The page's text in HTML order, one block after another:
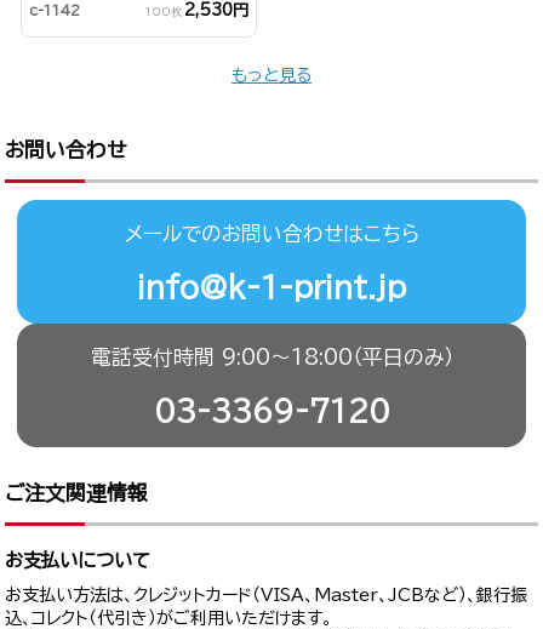
c-1142 100枚 2,530円
もっと見る
お問い合わせ
メールでのお問い合わせはこちら
info@k-1-print.jp
電話受付時間 9:00〜18:00（平日のみ）
03-3369-7120
ご注文関連情報
お支払いについて
お支払い方法は、クレジットカード（VISA、Master、JCBなど）、銀行振
込、コレクト（代引き）がご利用いただけます。